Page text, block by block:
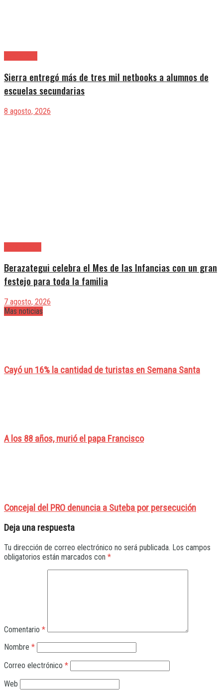
Sierra entregó más de tres mil netbooks a alumnos de
escuelas secundarias
8 agosto, 2026
Berazategui celebra el Mes de las Infancias con un gran
festejo para toda la familia
7 agosto, 2026
Mas noticias
Cayó un 16% la cantidad de turistas en Semana Santa
A los 88 años, murió el papa Francisco
Concejal del PRO denuncia a Suteba por persecución
Deja una respuesta
Tu dirección de correo electrónico no será publicada. Los campos
obligatorios están marcados con *
Comentario *
Nombre *
Correo electrónico *
Web